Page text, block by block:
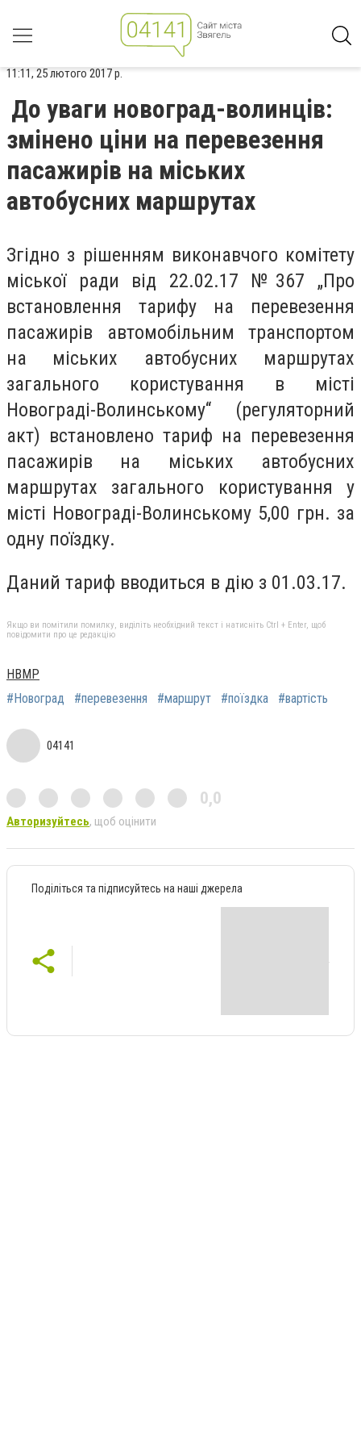
11:11, 25 лютого 2017 р.
До уваги новоград-волинців:
змінено ціни на перевезення
пасажирів на міських
автобусних маршрутах
Згідно з рішенням виконавчого комітету
міської ради від 22.02.17 №367 „Про
встановлення тарифу на перевезення
пасажирів автомобільним транспортом
на міських автобусних маршрутах
загального користування в місті
Новограді-Волинському“ (регуляторний
акт) встановлено тариф на перевезення
пасажирів на міських автобусних
маршрутах загального користування у
місті Новограді-Волинському 5,00 грн. за
одну поїздку.
Даний тариф вводиться в дію з 01.03.17.
Якщо ви помітили помилку, виділіть необхідний текст і натисніть Ctrl + Enter, щоб
повідомити про це редакцію
НВМР
#Новоград
#перевезення #маршрут #поїздка #вартість
04141
0,0
Авторизуйтесь, щоб оцінити
Поділіться та підписуйтесь на наші джерела